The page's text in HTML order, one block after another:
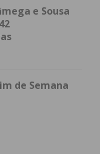
e Sousa
de Semana